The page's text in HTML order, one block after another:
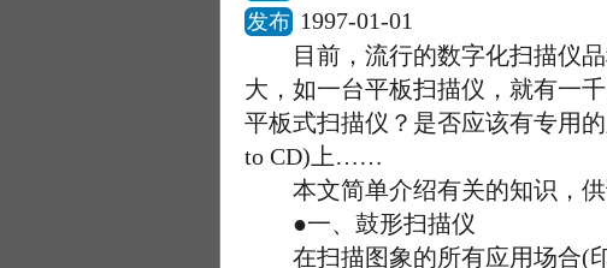
发布 1997-01-01
目前，流行的数字化扫描仪品
大，如一台平板扫描仪，就有一
平板式扫描仪？是否应该有专用
to CD)上……
本文简单介绍有关的知识，供
●一、鼓形扫描仪
在扫描图象的所有应用场合(印